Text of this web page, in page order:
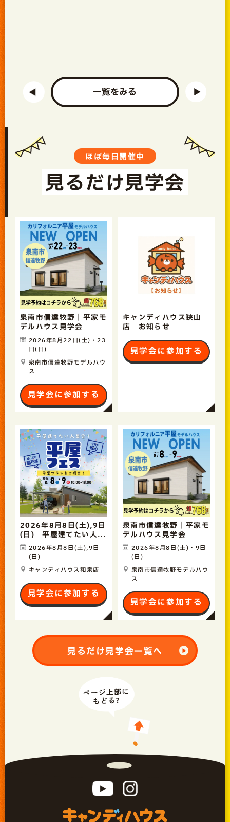
一覧をみる
ほぼ毎日開催中
見るだけ見学会
泉南市信達牧野｜平家モ
デルハウス見学会
2026年8月22日(土)・23
日(日)
泉南市信達牧野モデルハウ
ス
見学会に参加する
キャンディハウス狭山
店 お知らせ
見学会に参加する
2026年8月8日(土),9日
(日) 平屋建てたい人...
2026年8月8日(土),9日
(日)
キャンディハウス和泉店
見学会に参加する
泉南市信達牧野｜平家モ
デルハウス見学会
2026年8月8日(土)・9日
(日)
泉南市信達牧野モデルハウ
ス
見学会に参加する
見るだけ見学会一覧へ